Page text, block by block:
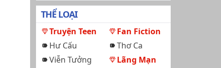
THỂ LOẠI
Truyện Teen
Fan Fiction
Hư Cấu
Thơ Ca
Viễn Tưởng
Lãng Mạn